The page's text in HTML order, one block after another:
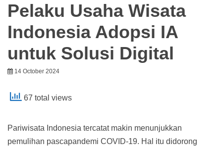
Pelaku Usaha Wisata
Indonesia Adopsi IA
untuk Solusi Digital
14 October 2024
67 total views
Pariwisata Indonesia tercatat makin menunjukkan
pemulihan pascapandemi COVID-19. Hal itu didorong